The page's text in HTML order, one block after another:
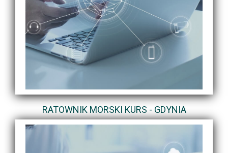
RATOWNIK MORSKI KURS - GDYNIA